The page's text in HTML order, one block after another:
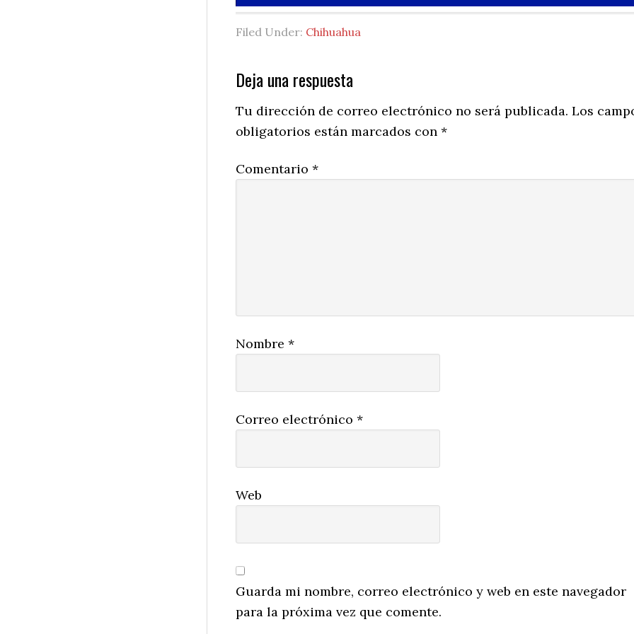
Filed Under: Chihuahua
Reader
Interactions
Deja una respuesta
Tu dirección de correo electrónico no será publicada. Los
obligatorios están marcados con *
Comentario *
Nombre *
Correo electrónico *
Web
Guarda mi nombre, correo electrónico y web en este navegador
para la próxima vez que comente.